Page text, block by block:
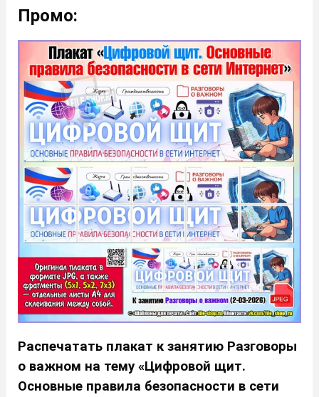
Промо:
Распечатать плакат к занятию Разговоры
о важном на тему «Цифровой щит.
Основные правила безопасности в сети